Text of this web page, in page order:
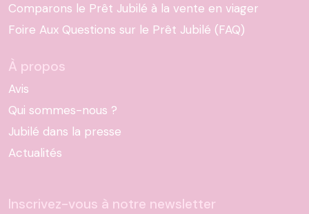
Comparons le Prêt Jubilé à la vente en viager
Foire Aux Questions sur le Prêt Jubilé (FAQ)
À propos
Avis
Qui sommes-nous ?
Jubilé dans la presse
Actualités
Inscrivez-vous à notre newsletter